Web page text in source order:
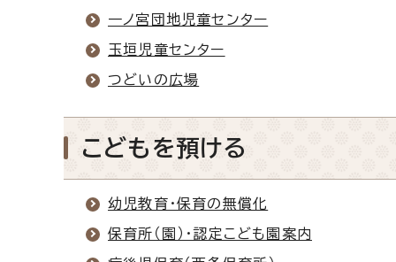
一ノ宮団地児童センター
玉垣児童センター
つどいの広場
こどもを預ける
幼児教育・保育の無償化
保育所（園）・認定こども園案内